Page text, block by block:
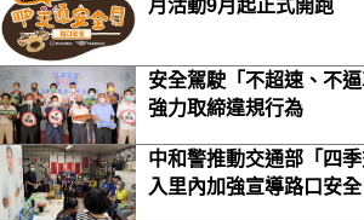
月活動9月起正式開跑
安全駕駛「不超速、不逼
強力取締違規行為
中和警推動交通部「四
入里內加強宣導路口安全